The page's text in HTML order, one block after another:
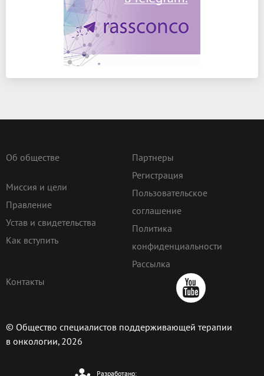
Об обществе
Миссия и цели
Правление
Устав и свидетельства
Как вступить
Партнеры
Регистрация
Пользовательское
соглашение
Политика
конфиденциальности
Рассылка
Контакты
© Общество специалистов поддерживающей терапии
в онкологии, 2026
Разработано: